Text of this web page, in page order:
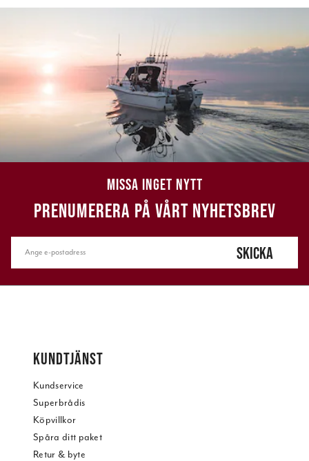
MISSA INGET NYTT
PRENUMERERA PÅ VÅRT NYHETSBREV
SKICKA
KUNDTJÄNST
Kundservice
Superbrådis
Köpvillkor
Spåra ditt paket
Retur & byte